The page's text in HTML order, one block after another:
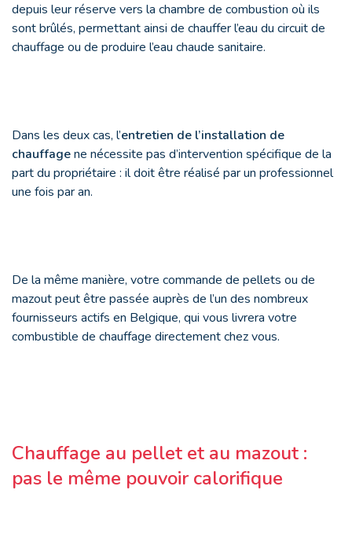
depuis leur réserve vers la chambre de combustion où ils
sont brûlés, permettant ainsi de chauffer l’eau du circuit de
chauffage ou de produire l’eau chaude sanitaire.
Dans les deux cas, l’entretien de l’installation de
chauffagene nécessite pas d’intervention spécifique de la
part du propriétaire : il doit être réalisé par un professionnel
une fois par an.
De la même manière, votre commande de pellets ou de
mazout peut être passée auprès de l’un des nombreux
fournisseurs actifs en Belgique, qui vous livrera votre
combustible de chauffage directement chez vous.
Chauffage au pellet et au mazout :
pas le même pouvoir calorifique